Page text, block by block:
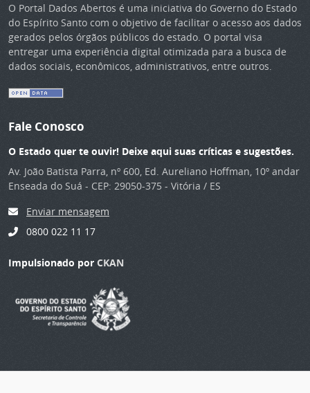
O Portal Dados Abertos é uma iniciativa do Governo do Estado
do Espírito Santo com o objetivo de facilitar o acesso aos dados
gerados pelos órgãos públicos do estado. O portal visa
entregar uma experiência digital otimizada para a busca de
dados sociais, econômicos, administrativos, entre outros.
Fale Conosco
O Estado quer te ouvir! Deixe aqui suas críticas e sugestões.
Av. João Batista Parra, nº 600, Ed. Aureliano Hoffman, 10º andar
Enseada do Suá - CEP: 29050-375 - Vitória / ES
Enviar mensagem
0800 022 11 17
Impulsionado por CKAN